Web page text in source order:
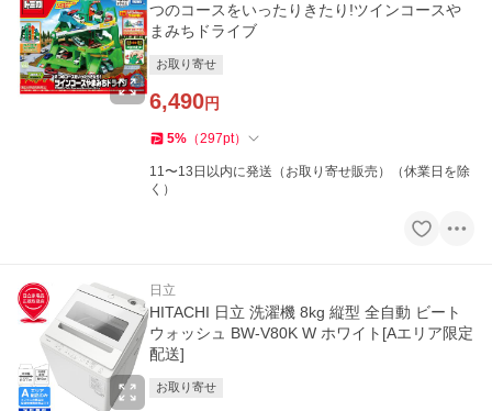
つのコースをいったりきたり!ツインコースや
まみちドライブ
お取り寄せ
6,490円
5% （297pt）
11〜13日以内に発送（お取り寄せ販売）（休業日を除
く）
日立
HITACHI 日立 洗濯機 8kg 縦型 全自動 ビート
ウォッシュ BW-V80K W ホワイト[Aエリア限定
配送]
お取り寄せ